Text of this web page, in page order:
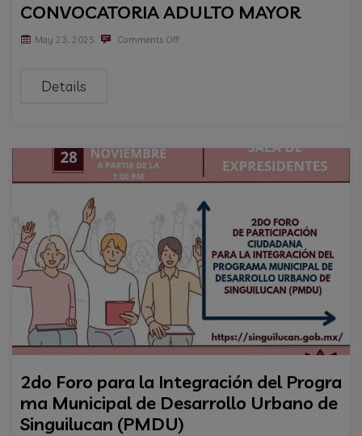
CONVOCATORIA ADULTO MAYOR
May 23, 2025 Comments Off
Details
2do Foro para la Integración del Progra
ma Municipal de Desarrollo Urbano de
Singuilucan (PMDU)